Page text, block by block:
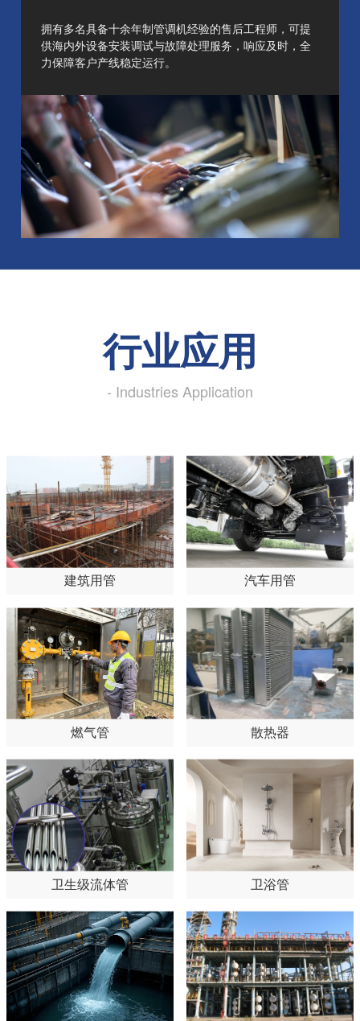
拥有多名具备十余年制管调机经验的售后工程师，可提
供海内外设备安装调试与故障处理服务，响应及时，全
力保障客户产线稳定运行。
行业应用
- Industries Application
建筑用管 汽车用管
燃气管 散热器
卫生级流体管 卫浴管